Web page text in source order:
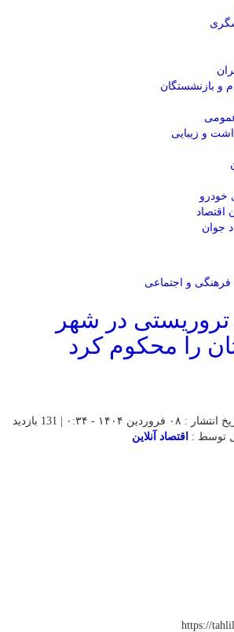
و بازنشستگان
و زیبایی
خودرو
اقتصاد
جوان
و اجتماعی
تروریستی در شهر
را محکوم کرد
شناسه خبر : 49816 | تاریخ انتشار : ۰۸ فروردین ۱۴۰۴ - ۰:۳۴ | 131 بازدید
توسط : اقتصاد آنلاین
https://